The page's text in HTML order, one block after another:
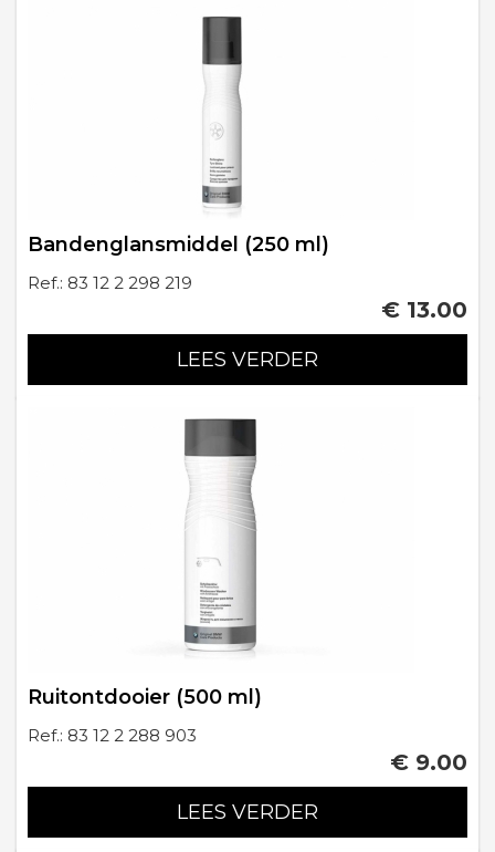
Bandenglansmiddel (250 ml)
Ref.: 83 12 2 298 219
€ 13.00
LEES VERDER
Ruitontdooier (500 ml)
Ref.: 83 12 2 288 903
€ 9.00
LEES VERDER